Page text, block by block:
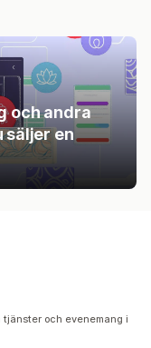
och andra
säljer en
och evenemang i